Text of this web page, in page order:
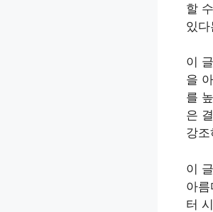
할
있
이
을
를
은
강
이
아
터